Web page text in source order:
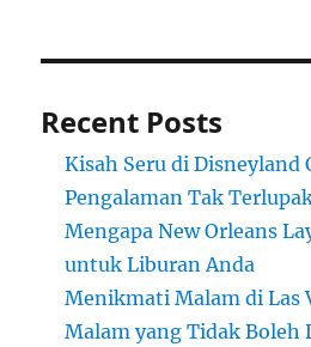
Recent Posts
Kisah Seru di Disneyland
Pengalaman Tak
Mengapa New Orleans
untuk Liburan Anda
Menikmati Malam di Las
Malam yang Tidak Boleh